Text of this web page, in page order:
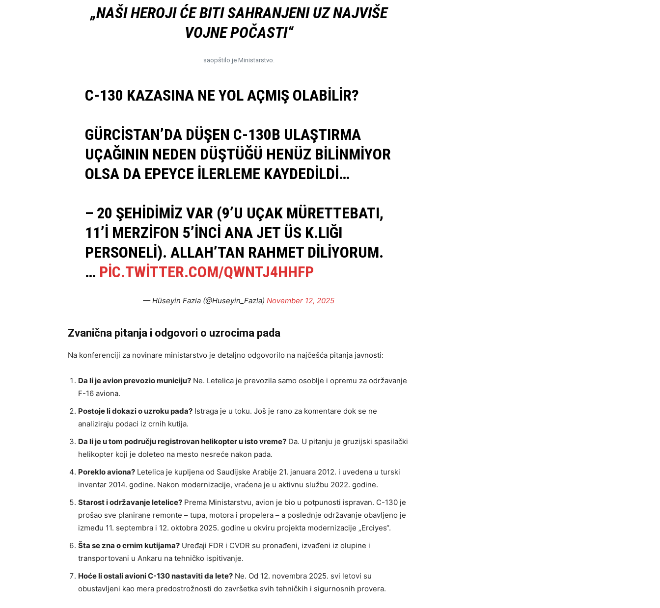
„NAŠI HEROJI ĆE BITI SAHRANJENI UZ NAJVIŠE
VOJNE POČASTI“
saopštilo je Ministarstvo.
C-130 KAZASINA NE YOL AÇMIŞ OLABILIR?
GÜRCISTAN’DA DÜŞEN C-130B ULAŞTIRMA
UÇAĞININ NEDEN DÜŞTÜĞÜ HENÜZ BILINMIYOR
OLSA DA EPEYCE ILERLEME KAYDEDILDI…
– 20 ŞEHIDIMIZ VAR (9’U UÇAK MÜRETTEBATI,
11’I MERZIFON 5’INCI ANA JET ÜS K.LIĞI
PERSONELI). ALLAH’TAN RAHMET DILIYORUM.
… PIC.TWITTER.COM/QWNTJ4HHFP
— Hüseyin Fazla (@Huseyin_Fazla) November 12, 2025
Zvanična pitanja i odgovori o uzrocima pada
Na konferenciji za novinare ministarstvo je detaljno odgovorilo na najčešća pitanja javnosti:
Da li je avion prevozio municiju? Ne. Letelica je prevozila samo osoblje i opremu za održavanje
F-16 aviona.
Postoje li dokazi o uzroku pada? Istraga je u toku. Još je rano za komentare dok se ne
analiziraju podaci iz crnih kutija.
Da li je u tom području registrovan helikopter u isto vreme? Da. U pitanju je gruzijski spasilački
helikopter koji je doleteo na mesto nesreće nakon pada.
Poreklo aviona? Letelica je kupljena od Saudijske Arabije 21. januara 2012. i uvedena u turski
inventar 2014. godine. Nakon modernizacije, vraćena je u aktivnu službu 2022. godine.
Starost i održavanje letelice? Prema Ministarstvu, avion je bio u potpunosti ispravan. C-130 je
prošao sve planirane remonte – tupa, motora i propelera – a poslednje održavanje obavljeno je
između 11. septembra i 12. oktobra 2025. godine u okviru projekta modernizacije „Erciyes“.
Šta se zna o crnim kutijama? Uređaji FDR i CVDR su pronađeni, izvađeni iz olupine i
transportovani u Ankaru na tehničko ispitivanje.
Hoće li ostali avioni C-130 nastaviti da lete? Ne. Od 12. novembra 2025. svi letovi su
obustavljeni kao mera predostrožnosti do završetka svih tehničkih i sigurnosnih provera.